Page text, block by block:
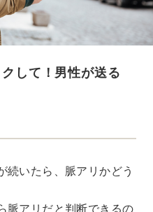
して！男性が送る
続いたら、脈アリかどう
脈アリだと判断できるの